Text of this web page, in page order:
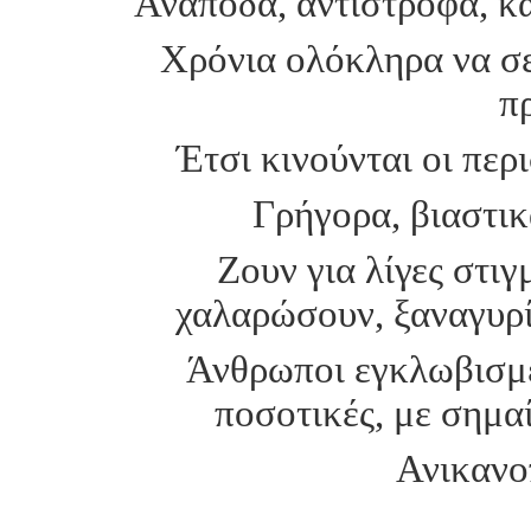
Χρόνια ολόκληρα να σε
Έτσι κινούνται οι
Γρήγορα,
Ζουν για λίγες
χαλαρώσουν,
Άνθρωποι
ποσοτικές, με